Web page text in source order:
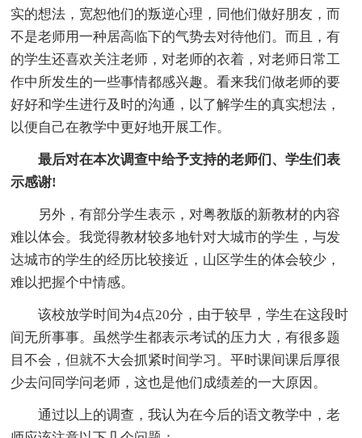
实的想法，宽恕他们的叛逆心理，同他们做好朋友，而
不是老师用一种居高临下的气势去对待他们。而且，有
的学生还喜欢关注老师，对老师的衣着，对老师日常工
作中所发生的一些事情都感兴趣。看来我们做老师的要
好好和学生进行及时的沟通，以了解学生的真实想法，
以便自己在教学中更好地开展工作。
最后对在本次调查中给予支持的老师们、学生们表
示感谢!
另外，有部分学生表示，对粤教版的新教材的内容
难以体会。我觉得教材较多地针对大城市的学生，与发
达城市的学生的经历比较接近，山区学生的体会较少，
难以把握个中情感。
该校放学时间为4点20分，由于较早，学生在这段时
间无所事事。虽然学生都表示考试的压力大，有很多题
目不会，但就不大会抓紧时间学习。平时课间课后厚很
少去问同学问老师，这也是他们成绩差的一大原因。
通过以上的调查，我认为在今后的语文教学中，老